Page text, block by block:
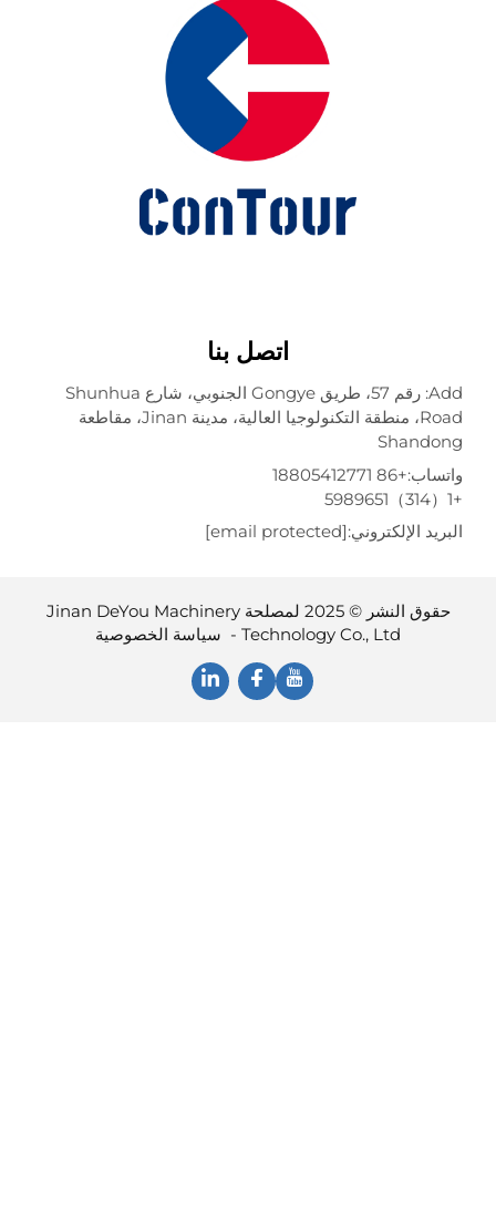
اتصل بنا
Add: رقم 57، طريق Gongye الجنوبي، شارع Shunhua
Road، منطقة التكنولوجيا العالية، مدينة Jinan، مقاطعة
+86 18805412771
الإلكتروني:[email protected]
حقوق النشر © 2025 لمصلحة Jinan DeYou Machinery
Technology Co., Ltd -
سياسة الخصوصية